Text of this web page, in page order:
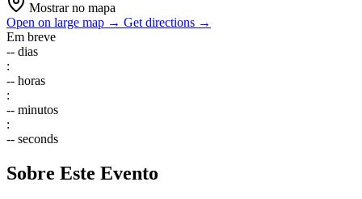
Mostrar no mapa
Open on large map → Get directions →
Em breve
-- dias
:
-- horas
:
-- minutos
:
-- seconds
Sobre Este Evento